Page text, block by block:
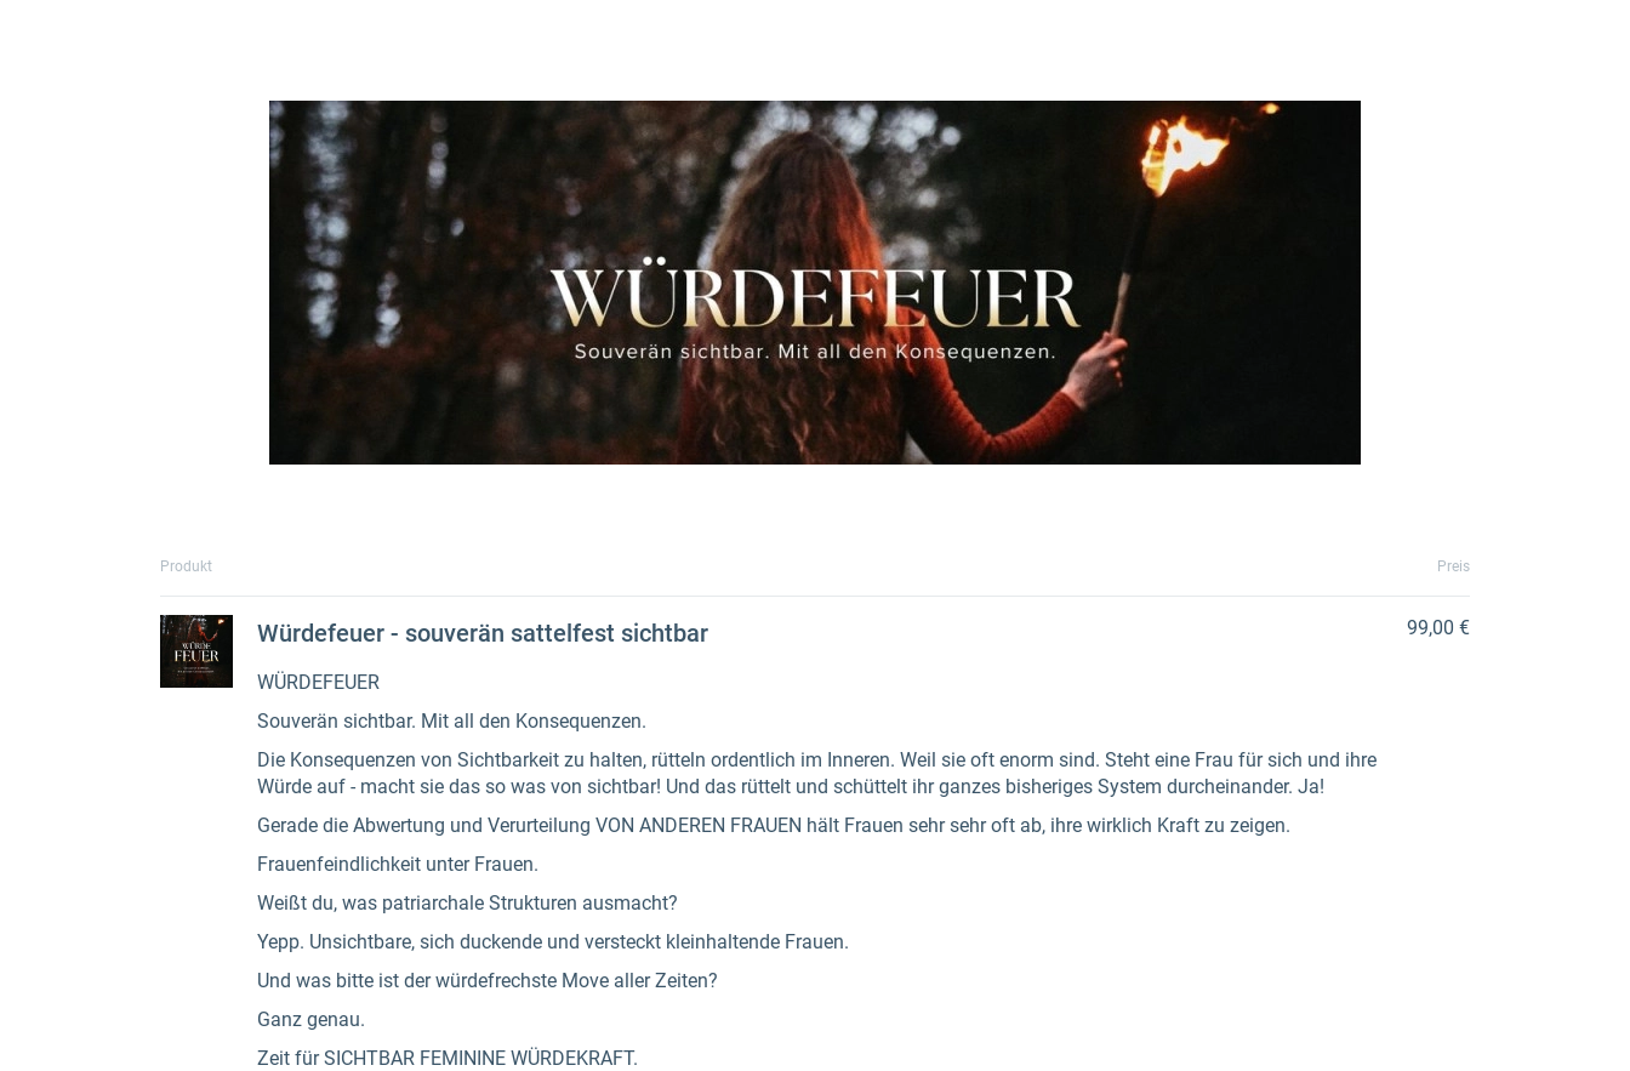
Produkt Preis
Würdefeuer - souverän sattelfest sichtbar
WÜRDEFEUER
Souverän sichtbar. Mit all den Konsequenzen.
Die Konsequenzen von Sichtbarkeit zu halten, rütteln ordentlich im Inneren. Weil sie oft enorm sind. Steht eine Frau für sich und ihre
Würde auf - macht sie das so was von sichtbar! Und das rüttelt und schüttelt ihr ganzes bisheriges System durcheinander. Ja!
Gerade die Abwertung und Verurteilung VON ANDEREN FRAUEN hält Frauen sehr sehr oft ab, ihre wirklich Kraft zu zeigen.
Frauenfeindlichkeit unter Frauen.
Weißt du, was patriarchale Strukturen ausmacht?
Yepp. Unsichtbare, sich duckende und versteckt kleinhaltende Frauen.
Und was bitte ist der würdefrechste Move aller Zeiten?
Ganz genau.
Zeit für SICHTBAR FEMININE WÜRDEKRAFT.
99,00 €